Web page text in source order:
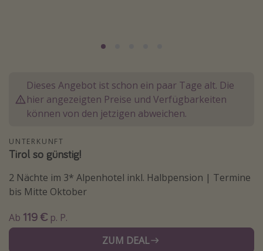
Krabi Urlaub
Tulum Urlaub
Japan Rundreise
Reisethemen
Wellnessurlaub
Dieses Angebot ist schon ein paar Tage alt. Die
hier angezeigten Preise und Verfügbarkeiten
können von den jetzigen abweichen.
UNTERKUNFT
Tirol so günstig!
2 Nächte im 3* Alpenhotel inkl. Halbpension | Termine
bis Mitte Oktober
Ab 119 € p. P.
ZUM DEAL